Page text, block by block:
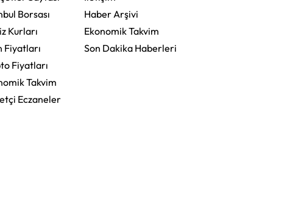
Borsası
Kurları
Fiyatları
Fiyatları
Takvim
Eczaneler
Haber Arşivi
Ekonomik Takvim
Son Dakika Haberleri